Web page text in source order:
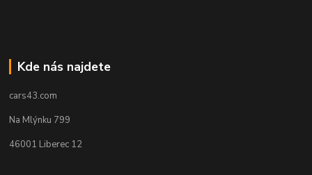
Kde nás najdete
cars43.com
Na Mlýnku 799
46001 Liberec 12